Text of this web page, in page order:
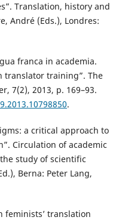
Translation, history and
André (Eds.), Londres:
franca in academia.
translator training”. The
7(2), 2013, p. 169–93.
.
a critical approach to
Circulation of academic
study of scientific
Berna: Peter Lang,
feminists’ translation